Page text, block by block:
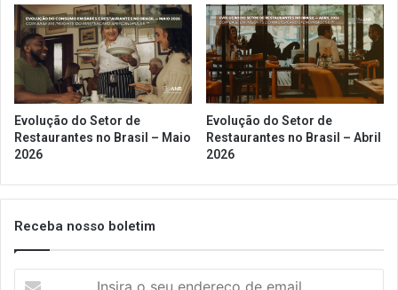
Evolução do Setor de
Restaurantes no Brasil – Maio
2026
Evolução do Setor de
Restaurantes no Brasil – Abril
2026
Receba nosso boletim